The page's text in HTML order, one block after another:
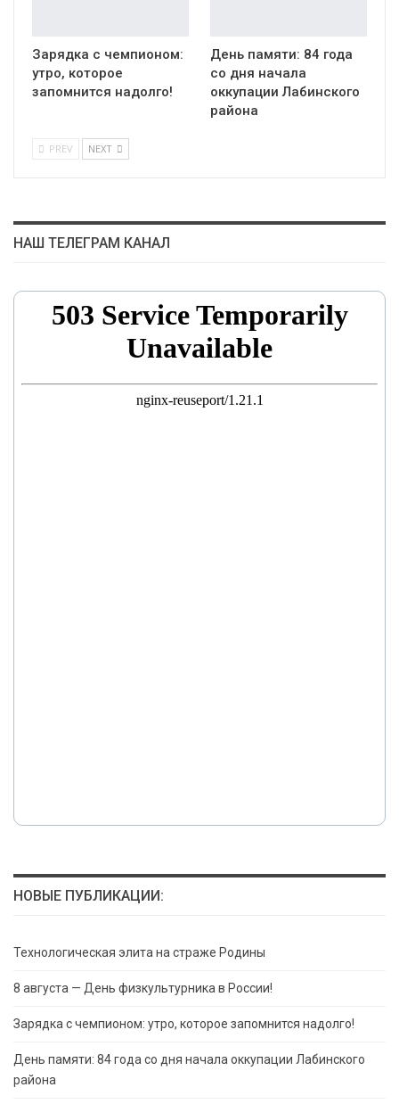
Зарядка с чемпионом:
утро, которое
запомнится надолго!
День памяти: 84 года
со дня начала
оккупации Лабинского
района
PREV NEXT
НАШ ТЕЛЕГРАМ КАНАЛ
НОВЫЕ ПУБЛИКАЦИИ:
Технологическая элита на страже Родины
8 августа — День физкультурника в России!
Зарядка с чемпионом: утро, которое запомнится надолго!
День памяти: 84 года со дня начала оккупации Лабинского
района